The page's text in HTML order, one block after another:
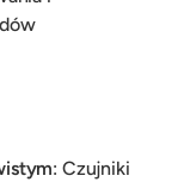
: Czujniki